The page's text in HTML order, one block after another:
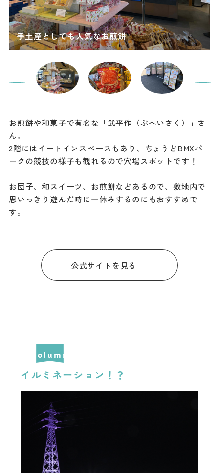
お煎餅や和菓子で有名な「武平作（ぶへいさく）」さ
ん。
2階にはイートインスペースもあり、ちょうどBMXパ
ークの競技の様子も観れるので穴場スポットです！
お団子、和スイーツ、お煎餅などあるので、敷地内で
思いっきり遊んだ時に一休みするのにもおすすめで
す。
公式サイトを見る
イルミネーション！？